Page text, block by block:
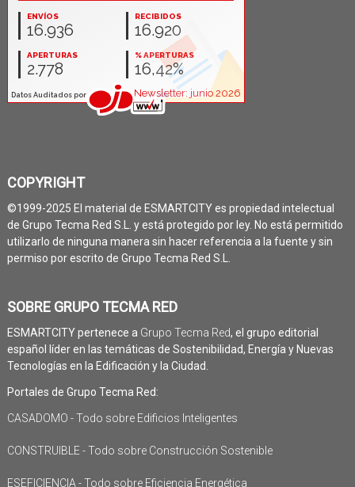
COPYRIGHT
©1999-2025 El material de ESMARTCITY es propiedad intelectual
de Grupo Tecma Red S.L. y está protegido por ley. No está permitido
utilizarlo de ninguna manera sin hacer referencia a la fuente y sin
permiso por escrito de Grupo Tecma Red S.L.
SOBRE GRUPO TECMA RED
ESMARTCITY pertenece a Grupo Tecma Red, el grupo editorial
español líder en las temáticas de Sostenibilidad, Energía y Nuevas
Tecnologías en la Edificación y la Ciudad.
Portales de Grupo Tecma Red:
CASADOMO - Todo sobre Edificios Inteligentes
CONSTRUIBLE - Todo sobre Construcción Sostenible
ESEFICIENCIA - Todo sobre Eficiencia Energética